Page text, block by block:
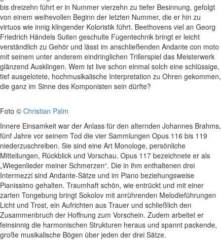
bis dreizehn führt er in Nummer vierzehn zu tiefer Besinnung, gefolgt
von einem weihevollen Beginn der letzten Nummer, die er hin zu
virtuos wie innig klingender Koloristik führt. Beethovens viel an Georg
Friedrich Händels Suiten geschulte Fugentechnik bringt er leicht
verständlich zu Gehör und lässt im anschließenden Andante con moto
mit seinem unter anderem eindringlichen Trillerspiel das Meisterwerk
glänzend Ausklingen. Wem ist live schon einmal solch eine schlüssige,
tief ausgelotete, hochmusikalische Interpretation zu Ohren gekommen,
die ganz im Sinne des Komponisten sein dürfte?
Foto © Christian Palm
Innere Einsamkeit war der Anlass für den alternden Johannes Brahms,
fünf Jahre vor seinem Tod die vier Sammlungen Opus 116 bis 119
niederzuschreiben. Sie sind eine Art Monologe, persönliche
Mitteilungen, Rückblick und Vorschau. Opus 117 bezeichnete er als
„Wiegenlieder meiner Schmerzen“. Die in ihm enthaltenen drei
Intermezzi sind Andante-Sätze und im Piano beziehungsweise
Pianissimo gehalten. Traumhaft schön, wie entrückt und mit einer
zarten Tongebung bringt Sokolov mit anrührenden Melodieführungen
Licht und Trost, ein Aufrichten aus Trauer und schließlich den
Zusammenbruch der Hoffnung zum Vorschein. Zudem arbeitet er
feinsinnig die harmonischen Strukturen heraus und spannt packende,
große musikalische Bögen über jeden der drei Sätze.